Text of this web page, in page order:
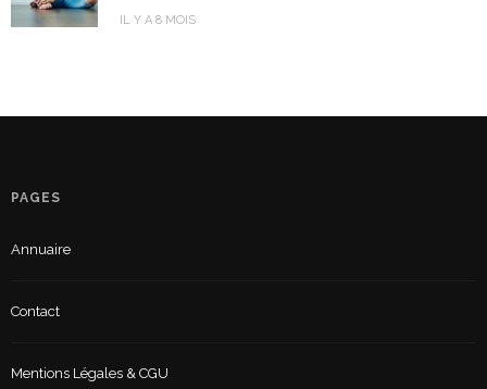
IL Y A 8 MOIS
PAGES
Annuaire
Contact
Mentions Légales & CGU